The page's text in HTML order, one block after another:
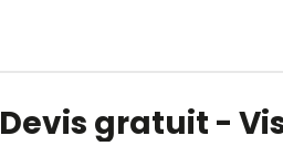
Devis gratuit - Vis